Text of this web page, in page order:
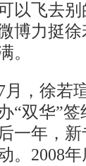
以飞去
博力挺
。
，徐若瑄
“双华”
一年，
。2008